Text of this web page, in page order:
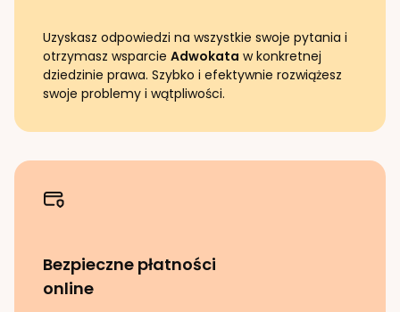
Uzyskasz odpowiedzi na wszystkie swoje pytania i
otrzymasz wsparcie Adwokata w konkretnej
dziedzinie prawa. Szybko i efektywnie rozwiążesz
swoje problemy i wątpliwości.
Bezpieczne płatności
online